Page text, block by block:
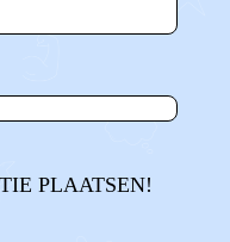
PLAATSEN!